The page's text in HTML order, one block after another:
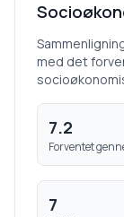
med det
7.2
Forventet
7